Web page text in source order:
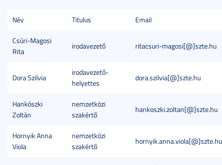
Név Titulus Email
Csúri-Magosi
Rita
irodavezető ritacsuri-magosi[@]szte.hu
Dora Szilvia
irodavezető-
helyettes
dora.szilvia[@]szte.hu
Hankószki
Zoltán
nemzetközi
szakértő
hankoszki.zoltan[@]szte.hu
Hornyik Anna
Viola
nemzetközi
szakértő
hornyik.anna.viola[@]szte.hu